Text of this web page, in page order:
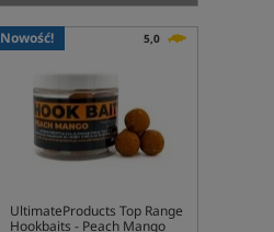
Nowość! 5,0
UltimateProducts Top Range
Hookbaits - Peach Mango